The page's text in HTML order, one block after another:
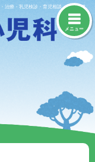
治療・乳児検診・育児相談・予防接種
メニュー